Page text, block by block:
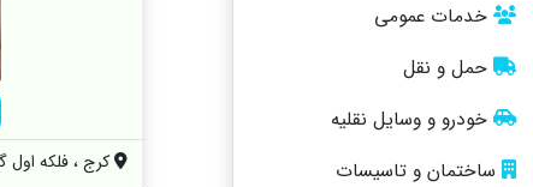
خدمات عمومی
حمل و نقل
خودرو و وسایل نقلیه
ساختمان و تاسیسات
کرج ، فلکه